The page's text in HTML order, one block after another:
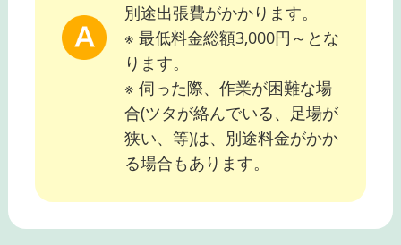
別途出張費がかかります。
※ 最低料金総額3,000円～とな
ります。
※ 伺った際、作業が困難な場
合(ツタが絡んでいる、足場が
狭い、等)は、別途料金がかか
る場合もあります。